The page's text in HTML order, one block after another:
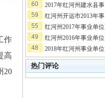
作
高
20
60
2017年红河州建水县事
59
红河州开远市2013年事
55
红河州2017年事业单位
49
红河州2016年事业单位
48
2018年红河州事业单位
热门评论